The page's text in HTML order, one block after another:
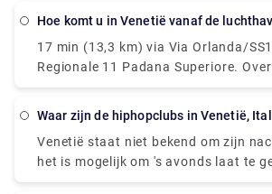
Vaporetto te stappen. Of u kunt de
Bus rechtstreeks vanaf de
uitstappen bij de dichtstbijzijnde
verblijft.
Hoe komt u in Venetië vanaf de
17 min (13,3 km) via Via Orlanda/
Regionale 11 Padana Superiore.
is de beste manier om van de
naar Piazzale Roma te nemen en dan
Vaporetto te stappen. Of u kunt de
Bus rechtstreeks vanaf de
uitstappen bij de dichtstbijzijnde
waar zijn de hiphopclubs in Venetië,
Venetië staat niet bekend om zijn
het is mogelijk om 's avonds laat te
entertainment in het Lido-gebied,